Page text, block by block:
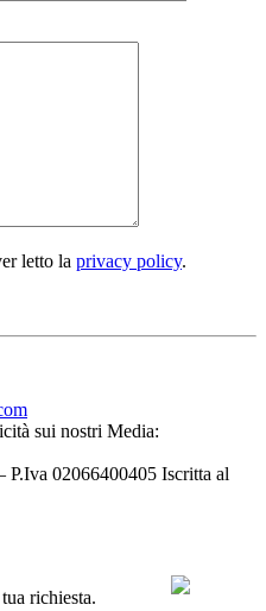
letto la privacy policy.
sui nostri Media:
02066400405 Iscritta al
richiesta.